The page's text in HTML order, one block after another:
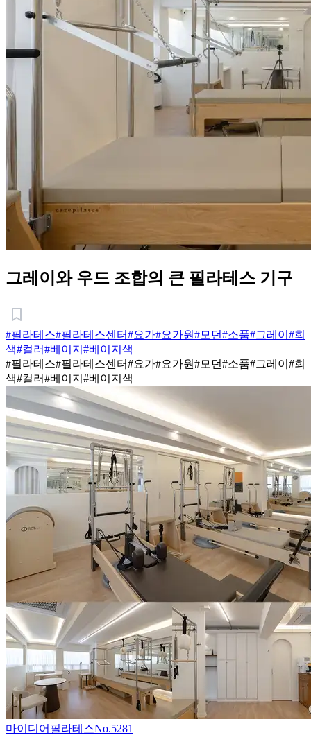
그레이와 우드 조합의 큰 필라테스 기구
#필라테스#필라테스센터#요가#요가원#모던#소품#그레이 #회
색#컬러#베이지 #베이지색
#필라테스#필라테스센터#요가#요가원#모던#소품#그레이 #회
색#컬러#베이지 #베이지색
마이디어필라테스No.5281